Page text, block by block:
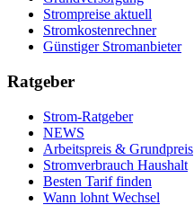
Strompreise aktuell
Stromkostenrechner
Günstiger Stromanbieter
Ratgeber
Strom-Ratgeber
NEWS
Arbeitspreis & Grundpreis
Stromverbrauch Haushalt
Besten Tarif finden
Wann lohnt Wechsel